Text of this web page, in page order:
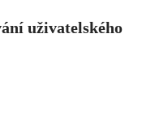
uživatelského